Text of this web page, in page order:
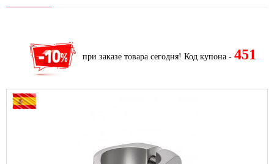
при заказе товара сегодня! Код купона - 451